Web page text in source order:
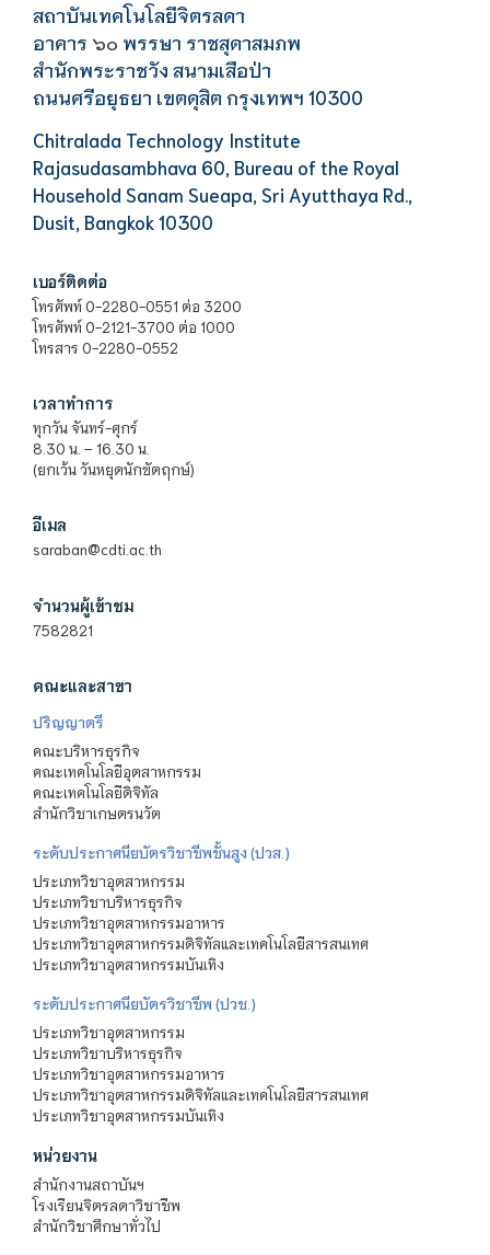
สถาบันเทคโนโลยีจิตรลดา
อาคาร ๖๐ พรรษา ราชสุดาสมภพ
สำนักพระราชวัง สนามเสือป่า
ถนนศรีอยุธยา เขตดุสิต กรุงเทพฯ 10300
Chitralada Technology Institute
Rajasudasambhava 60, Bureau of the Royal
Household Sanam Sueapa, Sri Ayutthaya Rd.,
Dusit, Bangkok 10300
เบอร์ติดต่อ
โทรศัพท์ 0-2280-0551 ต่อ 3200
โทรศัพท์ 0-2121-3700 ต่อ 1000
โทรสาร 0-2280-0552
เวลาทำการ
ทุกวัน จันทร์-ศุกร์
8.30 น. – 16.30 น.
(ยกเว้น วันหยุดนักขัตฤกษ์)
อีเมล
saraban@cdti.ac.th
จำนวนผู้เข้าชม
7582821
คณะและสาขา
ปริญญาตรี
คณะบริหารธุรกิจ
คณะเทคโนโลยีอุตสาหกรรม
คณะเทคโนโลยีดิจิทัล
สำนักวิชาเกษตรนวัต
ระดับประกาศนียบัตรวิชาชีพชั้นสูง (ปวส.)
ประเภทวิชาอุตสาหกรรม
ประเภทวิชาบริหารธุรกิจ
ประเภทวิชาอุตสาหกรรมอาหาร
ประเภทวิชาอุตสาหกรรมดิจิทัลและเทคโนโลยีสารสนเทศ
ประเภทวิชาอุตสาหกรรมบันเทิง
ระดับประกาศนียบัตรวิชาชีพ (ปวช.)
ประเภทวิชาอุตสาหกรรม
ประเภทวิชาบริหารธุรกิจ
ประเภทวิชาอุตสาหกรรมอาหาร
ประเภทวิชาอุตสาหกรรมดิจิทัลและเทคโนโลยีสารสนเทศ
ประเภทวิชาอุตสาหกรรมบันเทิง
หน่วยงาน
สำนักงานสถาบันฯ
โรงเรียนจิตรลดาวิชาชีพ
สำนักวิชาศึกษาทั่วไป